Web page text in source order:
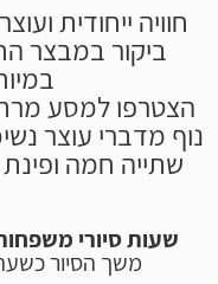
חוויה ייחודית
ביקור במבצר
הצטרפו למסע
נוף מדברי עוצר
שתייה חמה
שעות סיורי
משך הסיור כשעה